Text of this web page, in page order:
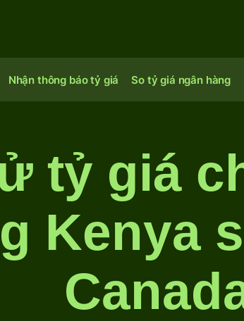
Nhận thông báo tỷ giá So tỷ giá ngân hàng
tỷ giá
Kenya